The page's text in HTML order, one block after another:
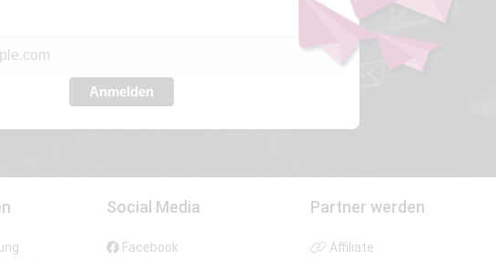
Anmelden
Social Media
Facebook
Partner werden
Affiliate